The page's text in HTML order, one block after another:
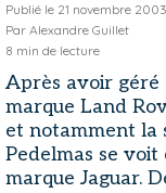
Publié le 21 novembre 2003
Par Alexandre Guillet
8 min de lecture
Après avoir géré
marque Land
et notamment la
Pedelmas se
marque Jaguar.